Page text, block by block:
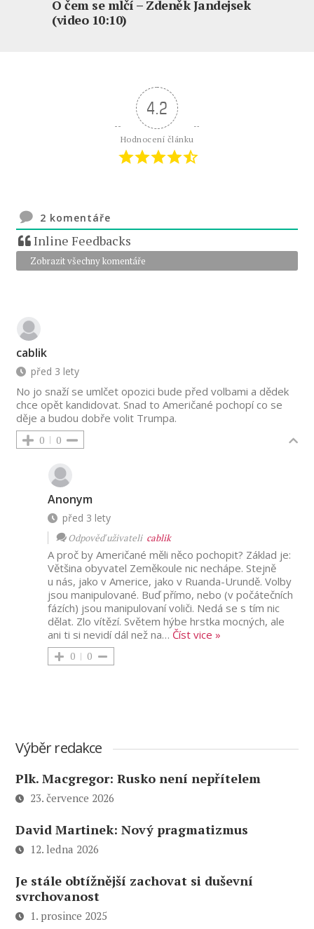
O čem se mlčí – Zdeněk Jandejsek
(video 10:10)
4.2
Hodnocení článku
2 komentáře
Inline Feedbacks
Zobrazit všechny komentáře
cablik
před 3 lety
No jo snaží se umlčet opozici bude před volbami a dědek
chce opět kandidovat. Snad to Američané pochopí co se
děje a budou dobře volit Trumpa.
0 0
Anonym
před 3 lety
Odpověď uživateli cablik
A proč by Američané měli něco pochopit? Základ je:
Většina obyvatel Zeměkoule nic nechápe. Stejně
u nás, jako v Americe, jako v Ruanda-Urundě. Volby
jsou manipulované. Buď přímo, nebo (v počátečních
fázích) jsou manipulovaní voliči. Nedá se s tím nic
dělat. Zlo vítězí. Světem hýbe hrstka mocných, ale
ani ti si nevidí dál než na… Číst vice »
0 0
Výběr redakce
Plk. Macgregor: Rusko není nepřítelem
23. července 2026
David Martinek: Nový pragmatizmus
12. ledna 2026
Je stále obtížnější zachovat si duševní
svrchovanost
1. prosince 2025